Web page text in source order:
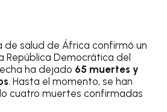
de salud de África confirmó un
República Democrática del
ha dejado 65 muertes y
. Hasta el momento, se han
cuatro muertes confirmadas